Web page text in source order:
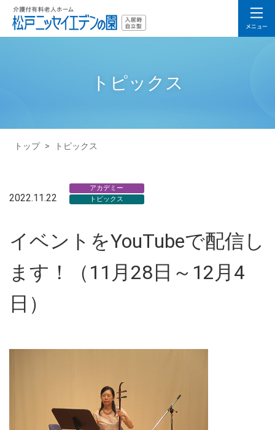
トピックス
トップ > トピックス
2022.11.22
アカデミー
トピックス
イベントをYouTubeで配信し
ます！（11月28日～12月4
日）